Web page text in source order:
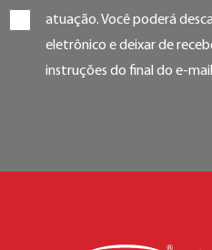
atuação. Você poderá
eletrônico e deixar de
instruções do final do e-